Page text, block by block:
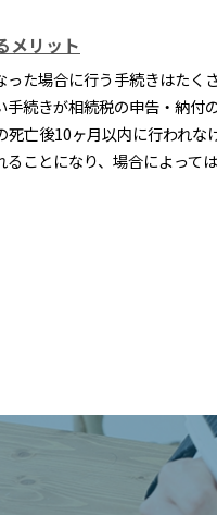
メリット
った場合に行う手続きはたく
手続きが相続税の申告・納付
死亡後10ヶ月以内に行われな
ことになり、場合によって